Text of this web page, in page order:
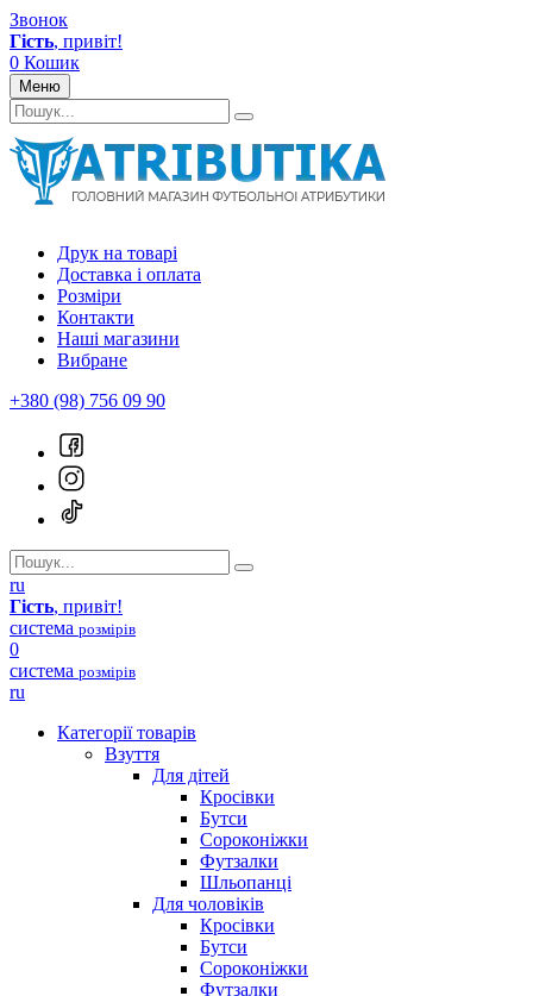
Звонок
Гість, привіт!
0 Кошик
Меню
Друк на товарі
Доставка і оплата
Розміри
Контакти
Наші магазини
Вибране
+380 (98) 756 09 90
ru
Гість, привіт!
система розмірів
0
система розмірів
ru
Категорії товарів
Взуття
Для дітей
Кросівки
Бутси
Сороконіжки
Футзалки
Шльопанці
Для чоловіків
Кросівки
Бутси
Сороконіжки
Футзалки